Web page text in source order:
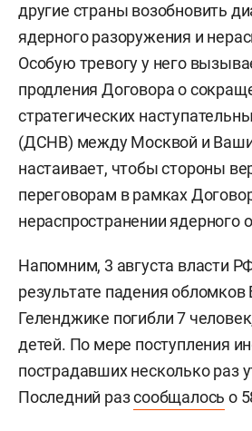
другие страны возобновить
ядерного разоружения и
Особую тревогу у него
продления Договора о
стратегических
(ДСНВ) между Москвой и
настаивает, чтобы стороны
переговорам в рамках
нераспространении
Напомним, 3 августа власти
результате падения
Геленджике погибли 7
детей. По мере поступления
пострадавших несколько раз
Последний разсообщалось о